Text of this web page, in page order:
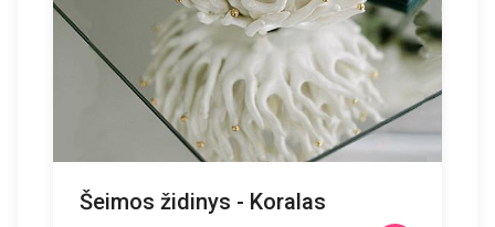
Šeimos židinys - Koralas